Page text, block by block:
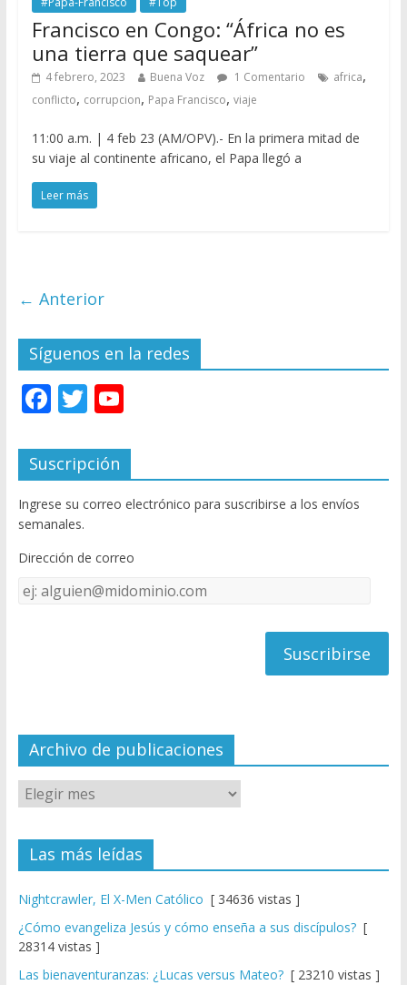
Francisco en Congo: “África no es
una tierra que saquear”
4 febrero, 2023 Buena Voz 1 Comentario africa,
conflicto, corrupcion, Papa Francisco, viaje
11:00 a.m. | 4 feb 23 (AM/OPV).- En la primera mitad de
su viaje al continente africano, el Papa llegó a
Leer más
← Anterior
Síguenos en la redes
F
e
b
o
o
k
T
itt
er
Y
u
T
u
e
C
el
Suscripción
Ingrese su correo electrónico para suscribirse a los envíos
semanales.
Dirección de correo
Dirección
de
Archivo de publicaciones
Las más leídas
Nightcrawler, El X-Men Católico [ 34636 vistas ]
¿Cómo evangeliza Jesús y cómo enseña a sus discípulos?[
28314 vistas ]
Las bienaventuranzas: ¿Lucas versus Mateo?[ 23210 vistas ]